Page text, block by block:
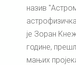
назив
је Зоран
године,
мањих